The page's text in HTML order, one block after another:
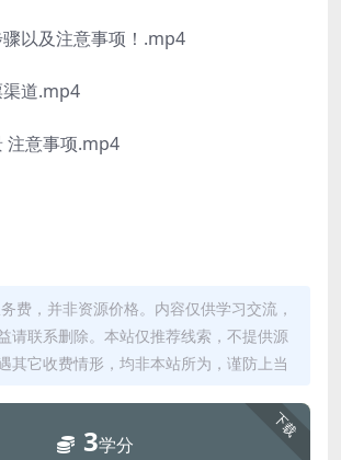
以及注意事项！.mp4
道.mp4
注意事项.mp4
费，并非资源价格。内容仅供学习交流，
请联系删除。本站仅推荐线索，不提供源
其它收费情形，均非本站所为，谨防上当
下载
3学分